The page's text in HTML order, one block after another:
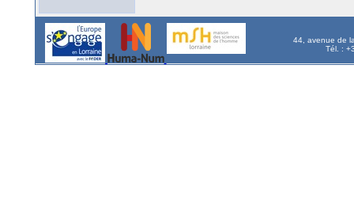
44, avenue de
Tél. :